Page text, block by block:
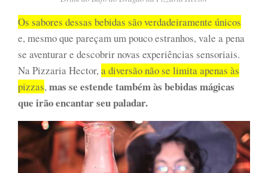
Os sabores dessas bebidas são verdadeiramente únicos
e, mesmo que pareçam um pouco estranhos, vale a pena
se aventurar e descobrir novas experiências sensoriais.
Na Pizzaria Hector,a diversão não se limita apenas às
pizzas,mas se estende também às bebidas mágicas
que irão encantar seu paladar.